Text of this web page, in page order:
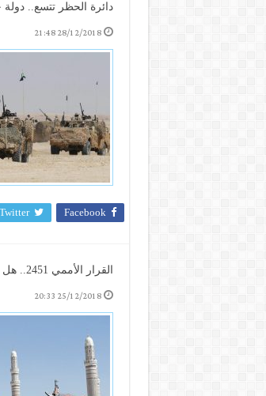
دائرة الحظر تتسع..
28/12/2018 21:48
Facebook
Twitter
القرار الأممي 2451.. هل يكون البداية لإنهاء الحرب في اليمن؟
25/12/2018 20:33